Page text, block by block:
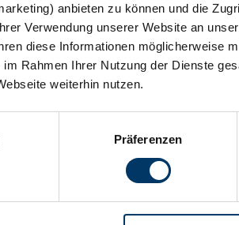
anbieten zu können und die
Verwendung unserer Website an
diese Informationen möglicherweise
im Rahmen Ihrer Nutzung der Dienste
weiterhin nutzen.
Präferenzen
betriebliche
bietet dem Arbeitnehmer sowie